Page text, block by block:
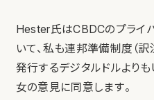
Hester氏はCBDCのプライ
いて、私も連邦準備制度（
発行するデジタルドルより
女の意見に同意します。